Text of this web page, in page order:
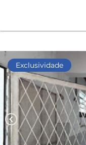
Exclusividade
chevron_left